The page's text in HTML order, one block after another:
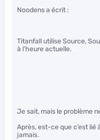
Noodens a écrit :
Titanfall utilise Source,
à l’heure actuelle.
Je sait, mais le problème
Après, est-ce que c’est lié
jamais.